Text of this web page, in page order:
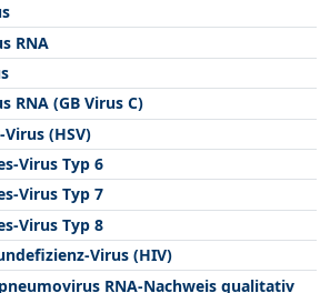
RNA
RNA (GB Virus C)
(HSV)
Virus Typ 6
Virus Typ 7
Virus Typ 8
Virus (HIV)
RNA-Nachweis qualitativ